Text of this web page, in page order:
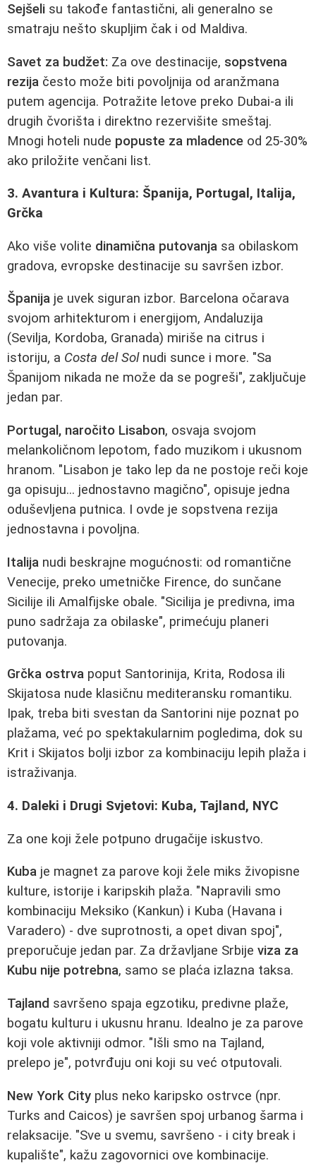
Sejšeli su takođe fantastični, ali generalno se
smatraju nešto skupljim čak i od Maldiva.
Savet za budžet: Za ove destinacije, sopstvena
rezija često može biti povoljnija od aranžmana
putem agencija. Potražite letove preko Dubai-a ili
drugih čvorišta i direktno rezervišite smeštaj.
Mnogi hoteli nude popuste za mladence od 25-30%
ako priložite venčani list.
3. Avantura i Kultura: Španija, Portugal, Italija,
Grčka
Ako više volite dinamična putovanja sa obilaskom
gradova, evropske destinacije su savršen izbor.
Španija je uvek siguran izbor. Barcelona očarava
svojom arhitekturom i energijom, Andaluzija
(Sevilja, Kordoba, Granada) miriše na citrus i
istoriju, a Costa del Solnudi sunce i more. "Sa
Španijom nikada ne može da se pogreši", zaključuje
jedan par.
Portugal, naročito Lisabon, osvaja svojom
melankoličnom lepotom, fado muzikom i ukusnom
hranom. "Lisabon je tako lep da ne postoje reči koje
ga opisuju... jednostavno magično", opisuje jedna
oduševljena putnica. I ovde je sopstvena rezija
jednostavna i povoljna.
Italija nudi beskrajne mogućnosti: od romantične
Venecije, preko umetničke Firence, do sunčane
Sicilije ili Amalfijske obale. "Sicilija je predivna, ima
puno sadržaja za obilaske", primećuju planeri
putovanja.
Grčka ostrva poput Santorinija, Krita, Rodosa ili
Skijatosa nude klasičnu mediteransku romantiku.
Ipak, treba biti svestan da Santorini nije poznat po
plažama, već po spektakularnim pogledima, dok su
Krit i Skijatos bolji izbor za kombinaciju lepih plaža i
istraživanja.
4. Daleki i Drugi Svjetovi: Kuba, Tajland, NYC
Za one koji žele potpuno drugačije iskustvo.
Kuba je magnet za parove koji žele miks živopisne
kulture, istorije i karipskih plaža. "Napravili smo
kombinaciju Meksiko (Kankun) i Kuba (Havana i
Varadero) - dve suprotnosti, a opet divan spoj",
preporučuje jedan par. Za državljane Srbije viza za
Kubu nije potrebna, samo se plaća izlazna taksa.
Tajland savršeno spaja egzotiku, predivne plaže,
bogatu kulturu i ukusnu hranu. Idealno je za parove
koji vole aktivniji odmor. "Išli smo na Tajland,
prelepo je", potvrđuju oni koji su već otputovali.
New York City plus neko karipsko ostrvce (npr.
Turks and Caicos) je savršen spoj urbanog šarma i
relaksacije. "Sve u svemu, savršeno - i city break i
kupalište", kažu zagovornici ove kombinacije.